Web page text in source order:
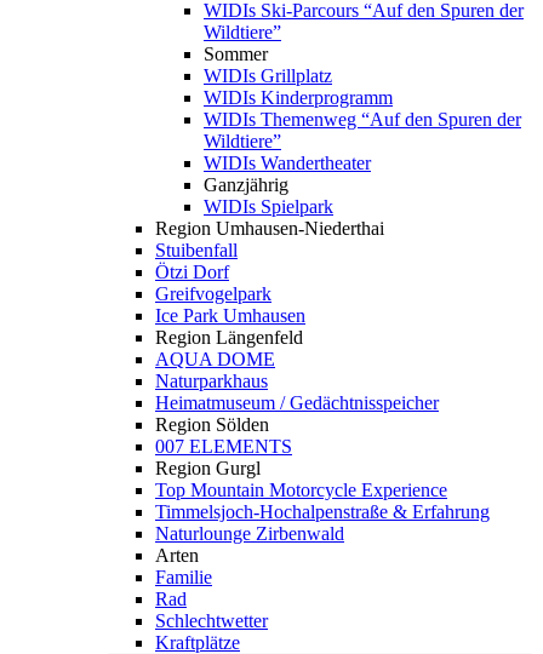
WIDIs Ski-Parcours “Auf den Spuren der
Wildtiere”
Sommer
WIDIs Grillplatz
WIDIs Kinderprogramm
WIDIs Themenweg “Auf den Spuren der
Wildtiere”
WIDIs Wandertheater
Ganzjährig
WIDIs Spielpark
Region Umhausen-Niederthai
Stuibenfall
Ötzi Dorf
Greifvogelpark
Ice Park Umhausen
Region Längenfeld
AQUA DOME
Naturparkhaus
Heimatmuseum / Gedächtnisspeicher
Region Sölden
007 ELEMENTS
Region Gurgl
Top Mountain Motorcycle Experience
Timmelsjoch-Hochalpenstraße & Erfahrung
Naturlounge Zirbenwald
Arten
Familie
Rad
Schlechtwetter
Kraftplätze